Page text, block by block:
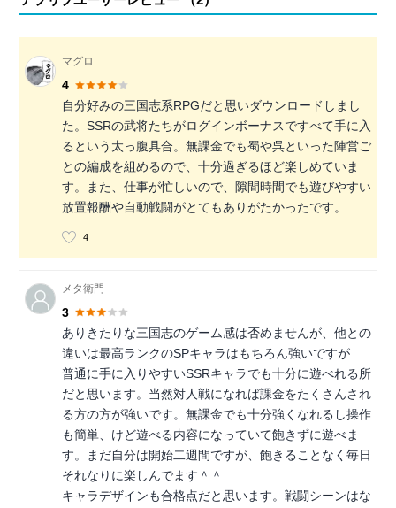
マグロ
4
自分好みの三国志系RPGだと思いダウンロードしまし
た。SSRの武将たちがログインボーナスですべて手に入
るという太っ腹具合。無課金でも蜀や呉といった陣営ご
との編成を組めるので、十分過ぎるほど楽しめていま
す。また、仕事が忙しいので、隙間時間でも遊びやすい
放置報酬や自動戦闘がとてもありがたかったです。
4
メタ衛門
3
ありきたりな三国志のゲーム感は否めませんが、他との
違いは最高ランクのSPキャラはもちろん強いですが
普通に手に入りやすいSSRキャラでも十分に遊べれる所
だと思います。当然対人戦になれば課金をたくさんされ
る方の方が強いです。無課金でも十分強くなれるし操作
も簡単、けど遊べる内容になっていて飽きずに遊べま
す。まだ自分は開始二週間ですが、飽きることなく毎日
それなりに楽しんでます＾＾
キャラデザインも合格点だと思います。戦闘シーンはな